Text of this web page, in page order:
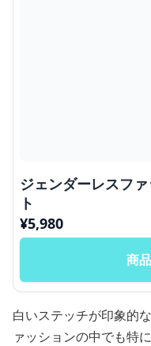
ジェンダーレスフ
ト
¥5,980
商
白いステッチが印象的
ァッションの中でも特